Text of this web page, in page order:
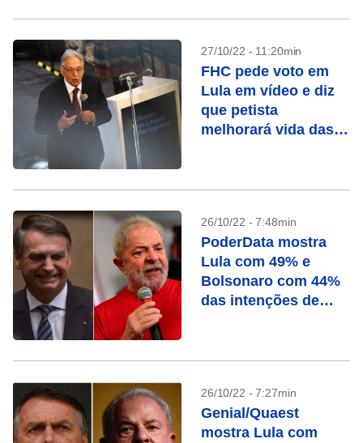
27/10/22 - 11:20min
FHC pede voto em
Lula em vídeo e diz
que petista
melhorará vida das
26/10/22 - 7:48min
PoderData mostra
Lula com 49% e
Bolsonaro com 44%
das intenções de
26/10/22 - 7:27min
Genial/Quaest
mostra Lula com